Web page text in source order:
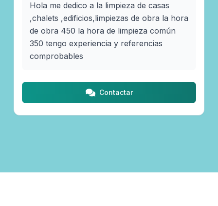
Hola me dedico a la limpieza de casas
,chalets ,edificios,limpiezas de obra la hora
de obra 450 la hora de limpieza común
350 tengo experiencia y referencias
comprobables
Contactar